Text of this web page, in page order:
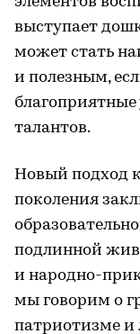
выступает
может стать
и полезным,
благоприятные
талантов.
Новый подход
поколения
подлинной
и народно-
мы говорим о
патриотизме и